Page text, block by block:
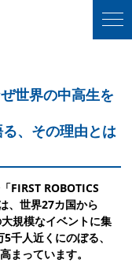
世界の中高生を
、その理由とは
FIRST ROBOTICS
、世界27カ国から
規模なイベントに集
千人近くにのぼる、
まっています。